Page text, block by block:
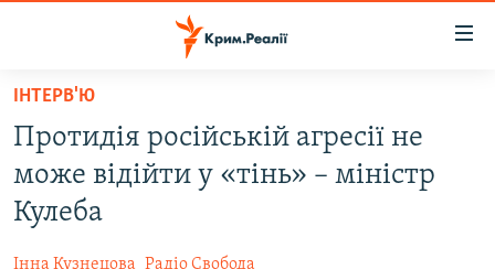
Перейти
основного
матеріалу
Перейти
до
основної
ВОДА.КРИМ
ВІДЕО ТА ФОТО
ІНТЕРВ'Ю
Протидія російській агресії не
може відійти у «тінь» – міністр
Кулеба
Інна Кузнецова Радіо Свобода